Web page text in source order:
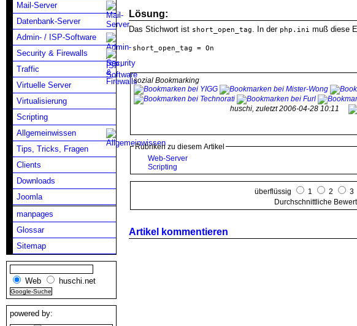
Mail-Server
Datenbank-Server
Admin- / ISP-Software
Security & Firewalls
Traffic
Virtuelle Server
Virtualisierung
Scripting
Allgemeinwissen
Tips, Tricks, Fragen
Clients
Downloads
Joomla
manpages
Glossar
Sitemap
Web huschi.net
powered by:
Lösung:
Das Stichwort ist short_open_tag. In der php.ini muß diese
short_open_tag = On
sozial Bookmarking
huschi, zuletzt 2006-04-28 10:11
Rubriken zu diesem Artikel
Web-Server
Scripting
überflüssig 1 2 3
Durchschnittliche
Artikel kommentieren